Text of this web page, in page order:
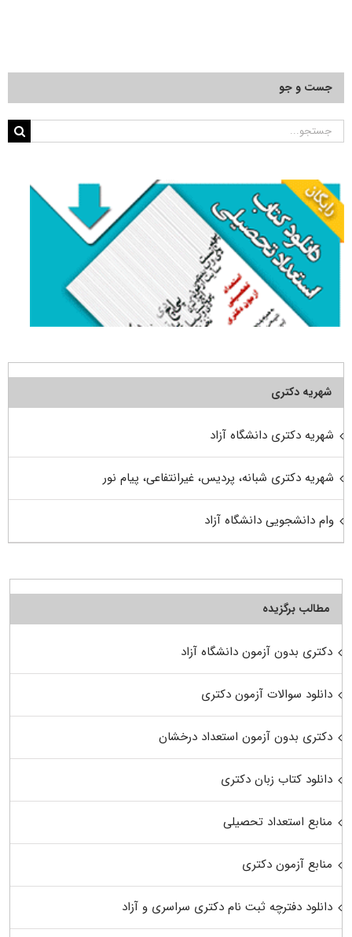
جست و جو
جستجو
شهریه دکتری
شهریه دکتری دانشگاه آزاد
شهریه دکتری شبانه، پردیس، غیرانتفاعی، پیام نور
وام دانشجویی دانشگاه آزاد
مطالب برگزیده
دکتری بدون آزمون دانشگاه آزاد
دانلود سوالات آزمون دکتری
دکتری بدون آزمون استعداد درخشان
دانلود کتاب زبان دکتری
منابع استعداد تحصیلی
منابع آزمون دکتری
دانلود دفترچه ثبت نام دکتری سراسری و آزاد